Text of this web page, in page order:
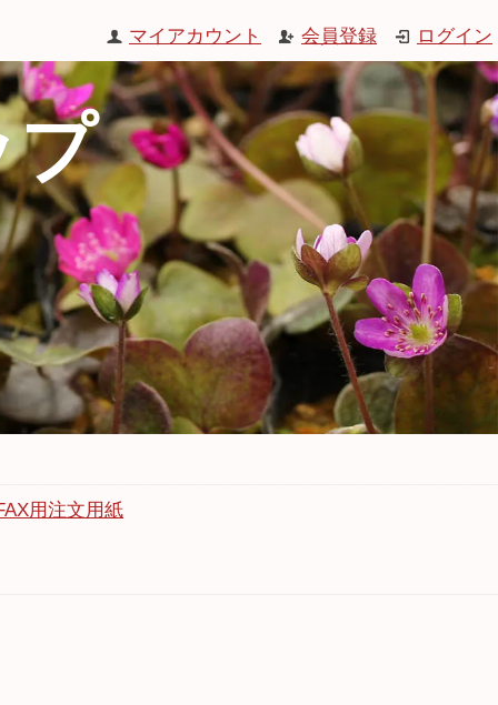
マイアカウント 会員登録 ログイン
プ
用注文用紙